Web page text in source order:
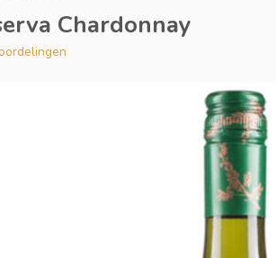
Chardonnay